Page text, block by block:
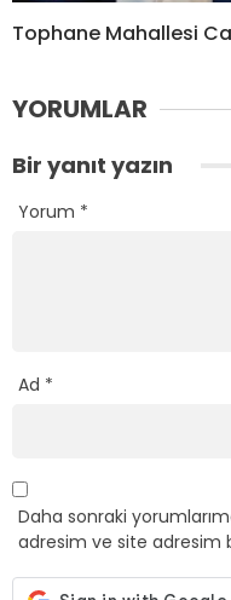
Tophane Mahallesi
YORUMLAR
Bir yanıt yazın
Yorum *
Ad *
Daha sonraki
adresim ve site adresim